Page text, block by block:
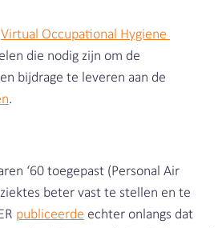
Virtual Occupational Hygiene
die nodig zijn om de
bijdrage te leveren aan de
.
‘60 toegepast (Personal Air
beter vast te stellen en te
publiceerde echter onlangs dat